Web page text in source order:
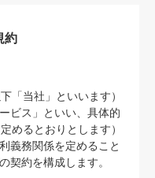
約
「当社」といいます）
ビス」といい、具体的
めるとおりとします）
義務関係を定めること
契約を構成します。